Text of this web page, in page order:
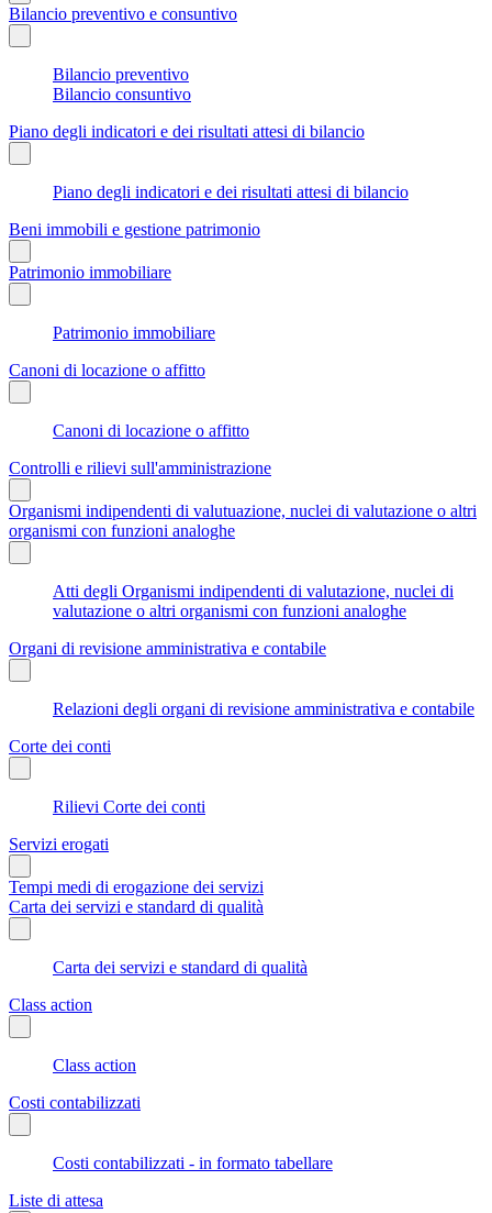
Bilancio preventivo e consuntivo
Bilancio preventivo
Bilancio consuntivo
Piano degli indicatori e dei risultati attesi di bilancio
Piano degli indicatori e dei risultati attesi di bilancio
Beni immobili e gestione patrimonio
Patrimonio immobiliare
Patrimonio immobiliare
Canoni di locazione o affitto
Canoni di locazione o affitto
Controlli e rilievi sull'amministrazione
Organismi indipendenti di valutuazione, nuclei di valutazione o altri
organismi con funzioni analoghe
Atti degli Organismi indipendenti di valutazione, nuclei di
valutazione o altri organismi con funzioni analoghe
Organi di revisione amministrativa e contabile
Relazioni degli organi di revisione amministrativa e contabile
Corte dei conti
Rilievi Corte dei conti
Servizi erogati
Tempi medi di erogazione dei servizi
Carta dei servizi e standard di qualità
Carta dei servizi e standard di qualità
Class action
Class action
Costi contabilizzati
Costi contabilizzati - in formato tabellare
Liste di attesa